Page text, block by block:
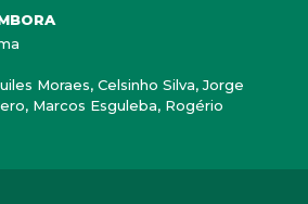
Moraes, Celsinho Silva, Jorge
Marcos Esguleba, Rogério